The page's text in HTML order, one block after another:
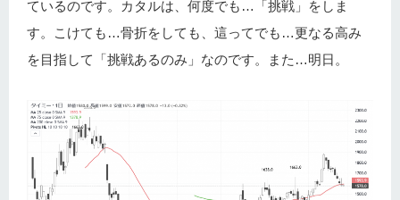
ているのです。カタルは、何度でも…「挑戦」をしま
す。こけても…骨折をしても、這ってでも…更なる高み
を目指して「挑戦あるのみ」なのです。また…明日。